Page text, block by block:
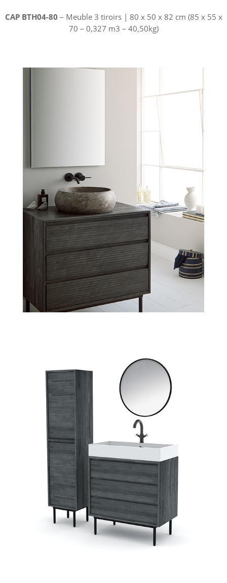
CAP BTH04-80 – Meuble 3 tiroirs | 80 x 50 x 82 cm (85 x 55 x
70 – 0,327 m3 – 40,50kg)